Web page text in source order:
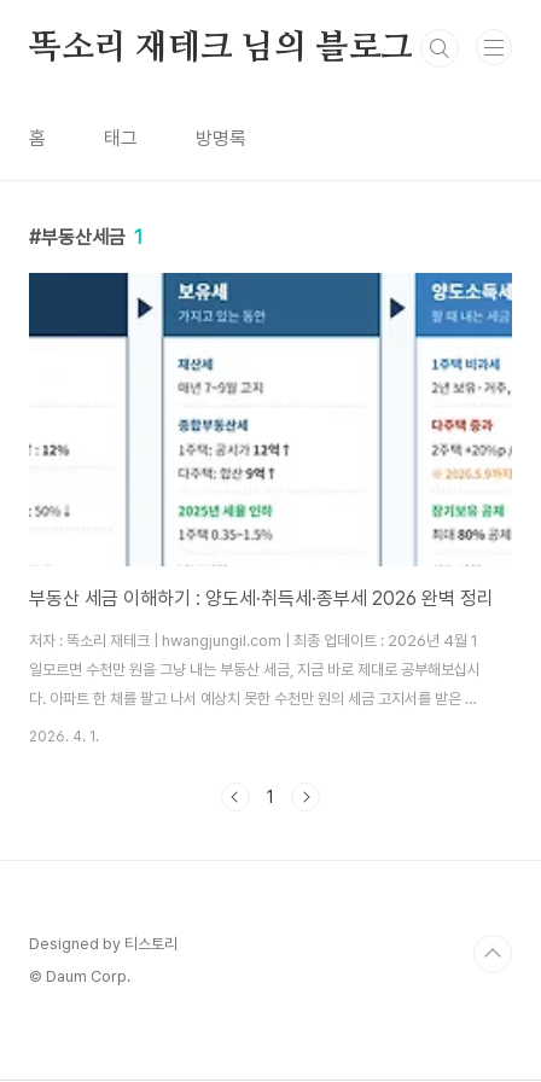
똑소리 재테크 님의 블로그
홈 태그 방명록
부동산세금 1
부동산 세금 이해하기 : 양도세·취득세·종부세 2026 완벽 정리
저자 : 똑소리 재테크 | hwangjungil.com | 최종 업데이트 : 2026년 4월 1
일모르면 수천만 원을 그냥 내는 부동산 세금, 지금 바로 제대로 공부해보십시
다. 아파트 한 채를 팔고 나서 예상치 못한 수천만 원의 세금 고지서를 받은 경
험, 주변에서 한 번쯤 들어보셨을 겁니다. 부동산 세금은 언제, 어떤 조건으로
시 세금 구조를 이해해야 하며, 그래야 손해 없는 내 집 마련과 투자가 가능합니
2026. 4. 1.
1
Designed by 티스토리
© Daum Corp.